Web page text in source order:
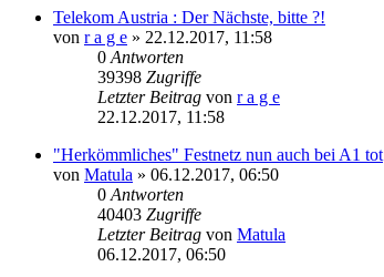
Telekom Austria : Der Nächste, bitte ?!
von r a g e » 22.12.2017, 11:58
0 Antworten
39398 Zugriffe
Letzter Beitrag von r a g e
22.12.2017, 11:58
"Herkömmliches" Festnetz nun auch bei A1 tot
von Matula » 06.12.2017, 06:50
0 Antworten
40403 Zugriffe
Letzter Beitrag von Matula
06.12.2017, 06:50